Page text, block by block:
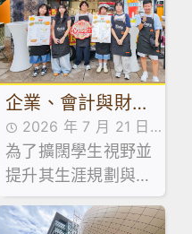
企業、會計與財務
概論科及基本商業
科活動：走進維園
市集創業
2026 年 7 月 21 日
活動花絮
為了擴闊學生視野並
提升其生涯規劃與創
業相關能力，本校企
業、會計與財務概論